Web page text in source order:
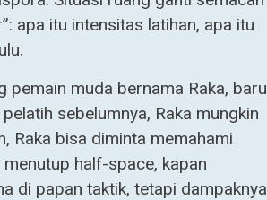
apa itu intensitas latihan, apa itu
muda bernama Raka, baru
sebelumnya, Raka mungkin
Raka bisa diminta memahami
half-space, kapan
di papan taktik, tetapi dampaknya